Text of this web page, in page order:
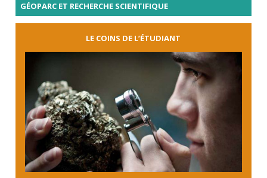
GÉOPARC ET RECHERCHE SCIENTIFIQUE
LE COINS DE L’ÉTUDIANT